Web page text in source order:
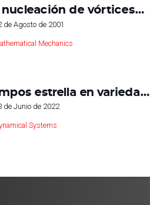
nucleación de vórtices…
de Agosto de 2001
Mechanics
estrella en varieda…
de Junio de 2022
Systems